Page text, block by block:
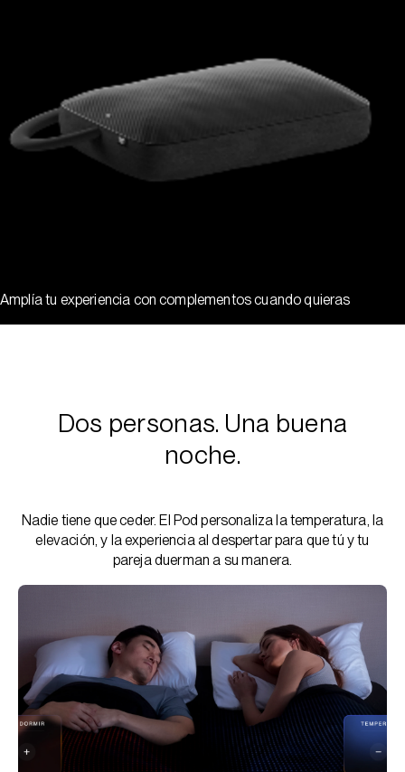
Amplía tu experiencia con complementos cuando quieras
Dos personas. Una buena
noche.
Nadie tiene que ceder. El Pod personaliza la temperatura, la
elevación, y la experiencia al despertar para que tú y tu
pareja duerman a su manera.